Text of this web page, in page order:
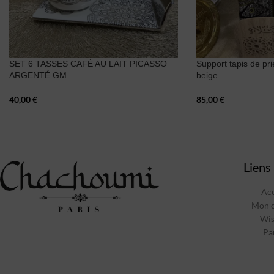
SET 6 TASSES CAFÉ AU LAIT PICASSO
ARGENTÉ GM
40,00€
Support tapis de
beige
85,00€
Mon